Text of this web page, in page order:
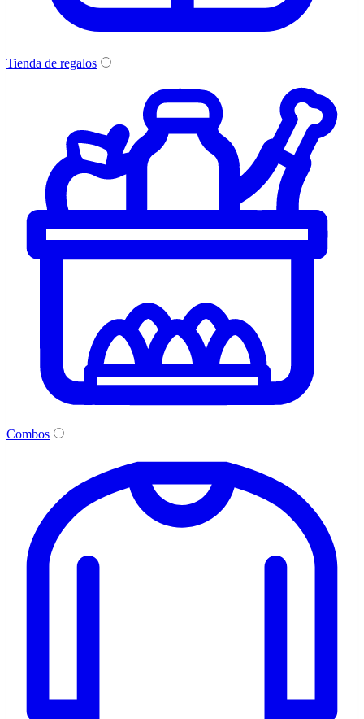
Tienda de regalos
Combos